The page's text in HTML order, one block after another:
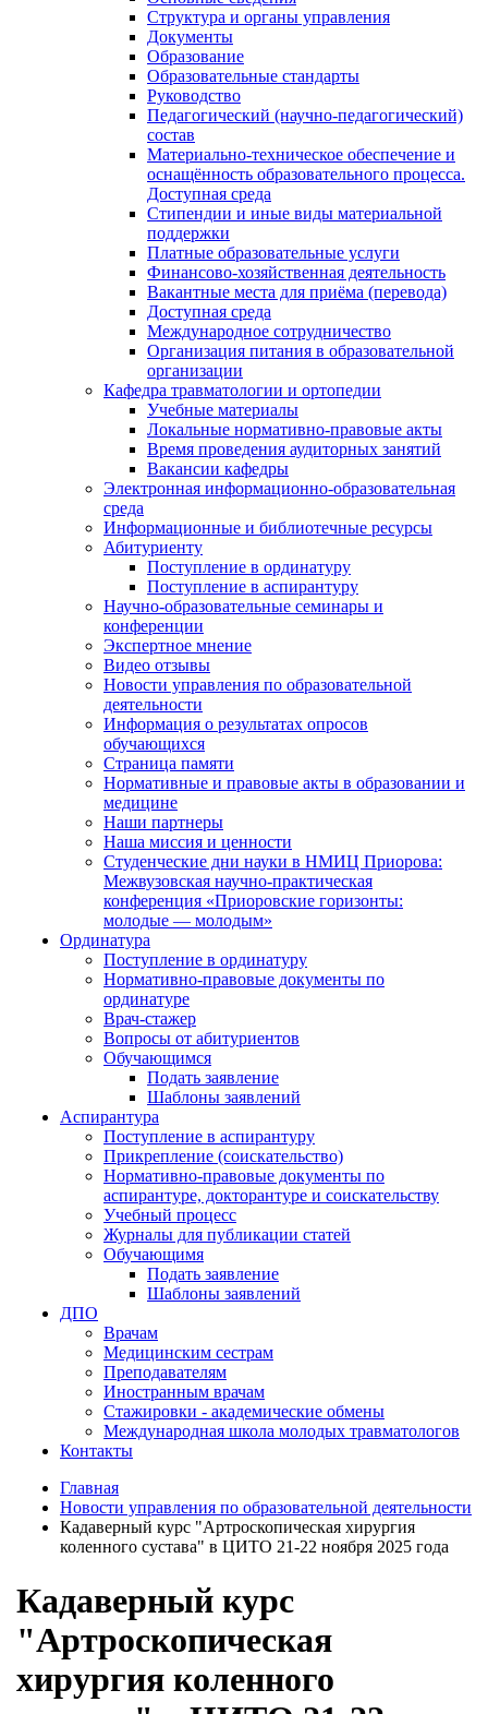
Структура и органы управления
Документы
Образование
Образовательные стандарты
Руководство
Педагогический (научно-педагогический)
состав
Материально-техническое обеспечение и
оснащённость образовательного процесса.
Доступная среда
Стипендии и иные виды материальной
поддержки
Платные образовательные услуги
Финансово-хозяйственная деятельность
Вакантные места для приёма (перевода)
Доступная среда
Международное сотрудничество
Организация питания в образовательной
организации
Кафедра травматологии и ортопедии
Учебные материалы
Локальные нормативно-правовые акты
Время проведения аудиторных занятий
Вакансии кафедры
Электронная информационно-образовательная
среда
Информационные и библиотечные ресурсы
Абитуриенту
Поступление в ординатуру
Поступление в аспирантуру
Научно-образовательные семинары и
конференции
Экспертное мнение
Видео отзывы
Новости управления по образовательной
деятельности
Информация о результатах опросов
обучающихся
Страница памяти
Нормативные и правовые акты в образовании и
медицине
Наши партнеры
Наша миссия и ценности
Студенческие дни науки в НМИЦ Приорова:
Межвузовская научно-практическая
конференция «Приоровские горизонты:
молодые — молодым»
Ординатура
Поступление в ординатуру
Нормативно-правовые документы по
ординатуре
Врач-стажер
Вопросы от абитуриентов
Обучающимся
Подать заявление
Шаблоны заявлений
Аспирантура
Поступление в аспирантуру
Прикрепление (соискательство)
Нормативно-правовые документы по
аспирантуре, докторантуре и соискательству
Учебный процесс
Журналы для публикации статей
Обучающимя
Подать заявление
Шаблоны заявлений
ДПО
Врачам
Медицинским сестрам
Преподавателям
Иностранным врачам
Стажировки - академические обмены
Международная школа молодых травматологов
Контакты
Главная
Новости управления по образовательной деятельности
Кадаверный курс "Артроскопическая хирургия
коленного сустава" в ЦИТО 21-22 ноября 2025 года
Кадаверный курс
"Артроскопическая
хирургия коленного